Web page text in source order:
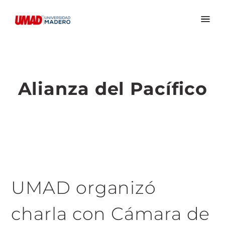
Alianza del Pacífico
UMAD organizó
charla con Cámara de